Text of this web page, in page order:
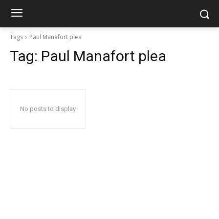
Tags Paul Manafort plea
Tag: Paul Manafort plea
No posts to display